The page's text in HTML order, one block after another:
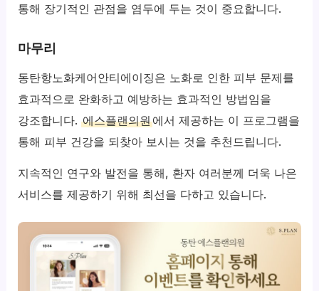
통해 장기적인 관점을 염두에 두는 것이 중요합니다.
마무리
동탄항노화케어안티에이징은 노화로 인한 피부 문제를
효과적으로 완화하고 예방하는 효과적인 방법임을
강조합니다.에스플랜의원에서 제공하는 이 프로그램을
통해 피부 건강을 되찾아 보시는 것을 추천드립니다.
지속적인 연구와 발전을 통해, 환자 여러분께 더욱 나은
서비스를 제공하기 위해 최선을 다하고 있습니다.